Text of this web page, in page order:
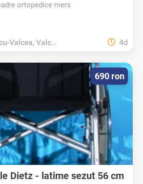
ortopedice mers
Valcea, Valcea 4d
Dietz - latime sezut 56 cm
690 ron